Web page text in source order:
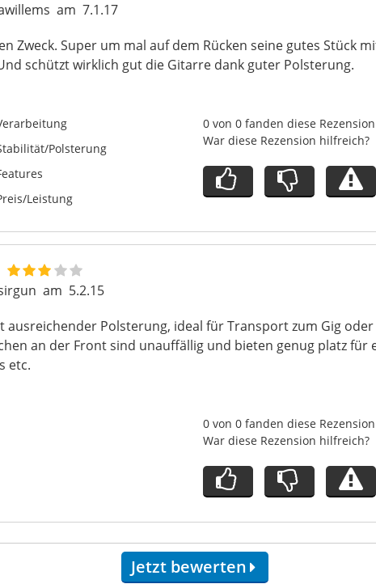
am 7.1.17
Zweck. Super um mal auf dem Rücken seine gutes Stück
schützt wirklich gut die Gitarre dank guter Polsterung.
Polsterung
Leistung
0 von 0 fanden diese
War diese Rezension hilfreich?
am 5.2.15
ausreichender Polsterung, ideal für Transport zum Gig
an der Front sind unauffällig und bieten genug platz für
etc.
0 von 0 fanden diese
War diese Rezension hilfreich?
Jetzt bewerten